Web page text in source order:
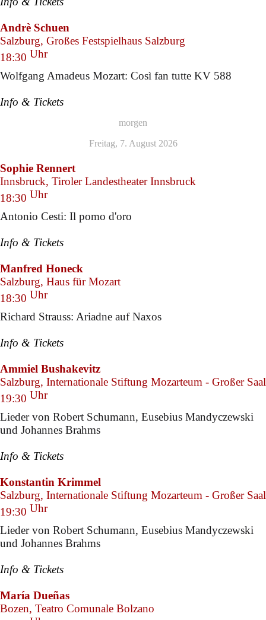
Andrè Schuen
Salzburg, Großes Festspielhaus Salzburg
18:30 Uhr
Wolfgang Amadeus Mozart: Così fan tutte KV 588
Info & Tickets
morgen
Freitag, 7. August 2026
Sophie Rennert
Innsbruck, Tiroler Landestheater Innsbruck
18:30 Uhr
Antonio Cesti: Il pomo d'oro
Info & Tickets
Manfred Honeck
Salzburg, Haus für Mozart
18:30 Uhr
Richard Strauss: Ariadne auf Naxos
Info & Tickets
Ammiel Bushakevitz
Salzburg, Internationale Stiftung Mozarteum - Großer Saal
19:30 Uhr
Lieder von Robert Schumann, Eusebius Mandyczewski
und Johannes Brahms
Info & Tickets
Konstantin Krimmel
Salzburg, Internationale Stiftung Mozarteum - Großer Saal
19:30 Uhr
Lieder von Robert Schumann, Eusebius Mandyczewski
und Johannes Brahms
Info & Tickets
María Dueñas
Bozen, Teatro Comunale Bolzano